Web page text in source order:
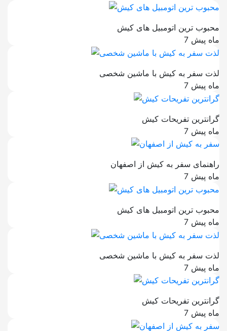
محبوب ترین اتومبیل های کیش
7 ماه پیش
لذت سفر به کیش با ماشین شخصی
7 ماه پیش
گرانترین تفریحات کیش
7 ماه پیش
راهنمای سفر به کیش از اصفهان
7 ماه پیش
محبوب ترین اتومبیل های کیش
7 ماه پیش
لذت سفر به کیش با ماشین شخصی
7 ماه پیش
گرانترین تفریحات کیش
7 ماه پیش